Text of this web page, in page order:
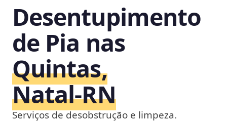
Desentupimento
de Pia nas
Quintas,
Natal‑RN
Serviços de desobstrução e limpeza.